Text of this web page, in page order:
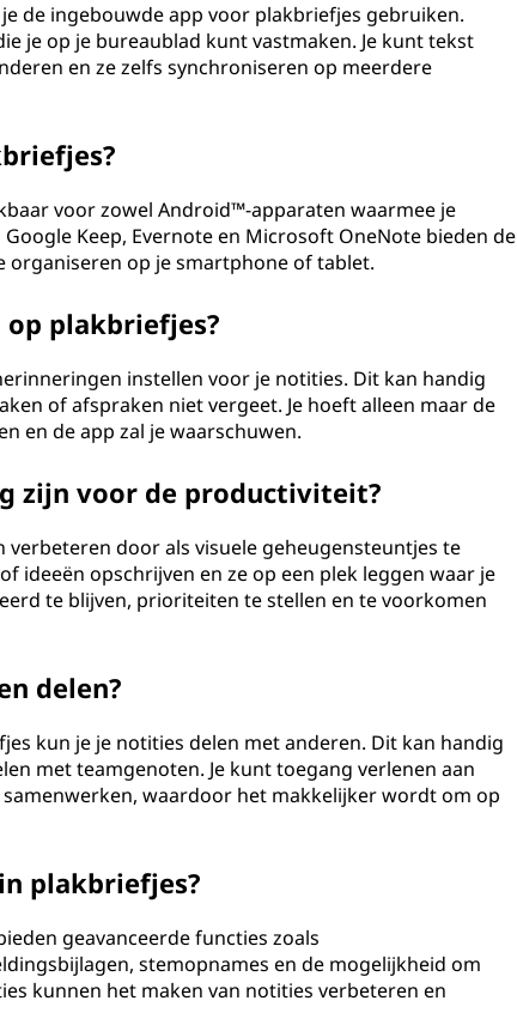
de ingebouwde app voor plakbriefjes gebruiken.
je op je bureaublad kunt vastmaken. Je kunt tekst
en ze zelfs synchroniseren op meerdere
voor zowel Android™-apparaten waarmee je
Keep, Evernote en Microsoft OneNote bieden de
organiseren op je smartphone of tablet.
plakbriefjes?
instellen voor je notities. Dit kan handig
of afspraken niet vergeet. Je hoeft alleen maar de
en de app zal je waarschuwen.
zijn voor de productiviteit?
door als visuele geheugensteuntjes te
ideeën opschrijven en ze op een plek leggen waar je
te blijven, prioriteiten te stellen en te voorkomen
delen?
kun je je notities delen met anderen. Dit kan handig
met teamgenoten. Je kunt toegang verlenen aan
waardoor het makkelijker wordt om op
plakbriefjes?
geavanceerde functies zoals
stemopnames en de mogelijkheid om
kunnen het maken van notities verbeteren en